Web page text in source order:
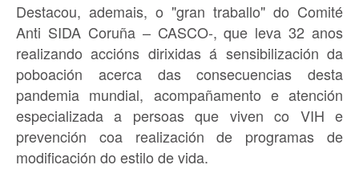
Destacou, ademais, o "gran traballo" do Comité
Anti SIDA Coruña – CASCO-, que leva 32 anos
realizando accións dirixidas á sensibilización da
poboación acerca das consecuencias desta
pandemia mundial, acompañamento e atención
especializada a persoas que viven co VIH e
prevención coa realización de programas de
modificación do estilo de vida.